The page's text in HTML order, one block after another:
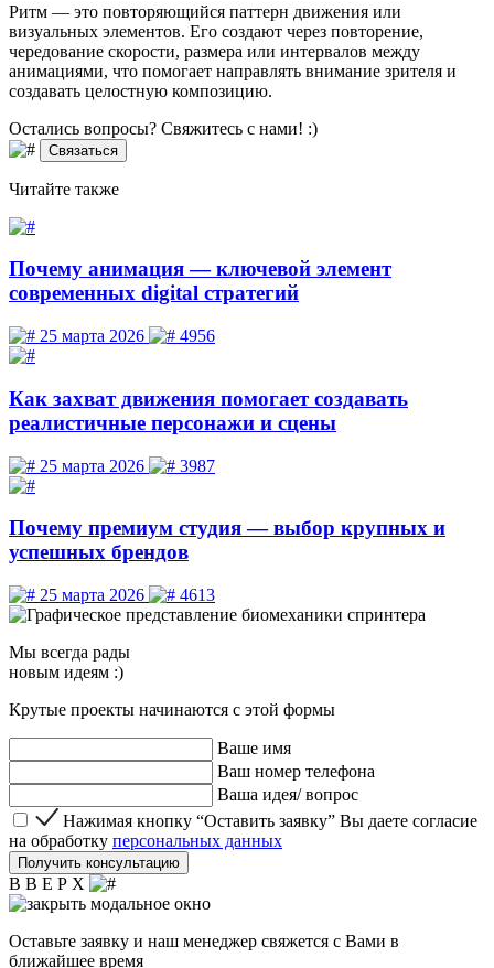
Ритм — это повторяющийся паттерн движения или
визуальных элементов. Его создают через повторение,
чередование скорости, размера или интервалов между
анимациями, что помогает направлять внимание зрителя и
создавать целостную композицию.
Остались вопросы? Свяжитесь с нами! :)
Связаться
Читайте также
Почему анимация — ключевой элемент
современных digital стратегий
25 марта 2026 4956
Как захват движения помогает создавать
реалистичные персонажи и сцены
25 марта 2026 3987
Почему премиум студия — выбор крупных и
успешных брендов
25 марта 2026 4613
Мы всегда рады
новым идеям :)
Крутые проекты начинаются с этой формы
Ваше имя
Ваш номер телефона
Ваша идея/ вопрос
Нажимая кнопку “Оставить заявку” Вы даете согласие
Нажимая кнопку “Оставить заявку” Вы даете согласие
на обработку персональных данных
Получить консультацию
В В Е Р Х
Оставьте заявку и наш менеджер свяжется с Вами в
ближайшее время